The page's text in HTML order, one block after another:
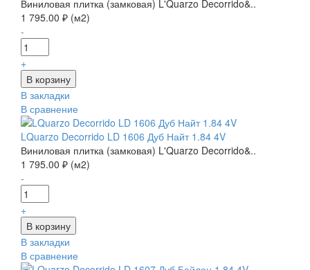
Виниловая плитка (замковая) L'Quarzo Decorrido&..
1 795.00 ₽ (м2)
-
+
В закладки
В сравнение
LQuarzo Decorrido LD 1606 Дуб Найт 1.84 4V
Виниловая плитка (замковая) L'Quarzo Decorrido&..
1 795.00 ₽ (м2)
-
+
В закладки
В сравнение